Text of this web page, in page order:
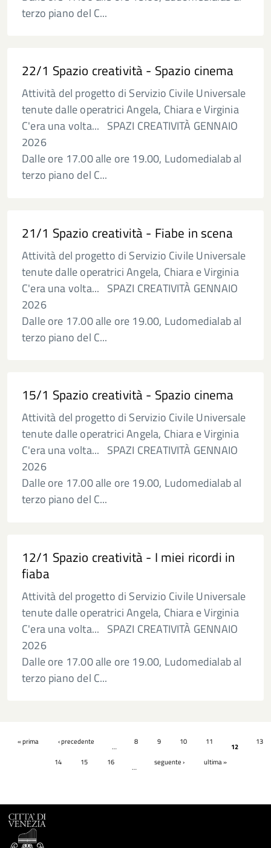
terzo piano del C...
22/1 Spazio creatività - Spazio cinema
Attività del progetto di Servizio Civile Universale
tenute dalle operatrici Angela, Chiara e Virginia
C'era una volta... SPAZI CREATIVITÀ GENNAIO
2026
Dalle ore 17.00 alle ore 19.00, Ludomedialab al
terzo piano del C...
21/1 Spazio creatività - Fiabe in scena
Attività del progetto di Servizio Civile Universale
tenute dalle operatrici Angela, Chiara e Virginia
C'era una volta... SPAZI CREATIVITÀ GENNAIO
2026
Dalle ore 17.00 alle ore 19.00, Ludomedialab al
terzo piano del C...
15/1 Spazio creatività - Spazio cinema
Attività del progetto di Servizio Civile Universale
tenute dalle operatrici Angela, Chiara e Virginia
C'era una volta... SPAZI CREATIVITÀ GENNAIO
2026
Dalle ore 17.00 alle ore 19.00, Ludomedialab al
terzo piano del C...
12/1 Spazio creatività - I miei ricordi in
fiaba
Attività del progetto di Servizio Civile Universale
tenute dalle operatrici Angela, Chiara e Virginia
C'era una volta... SPAZI CREATIVITÀ GENNAIO
2026
Dalle ore 17.00 alle ore 19.00, Ludomedialab al
terzo piano del C...
Pagine
« prima ‹ precedente
…
8 9 10 11
12
13
14 15 16
…
seguente › ultima »